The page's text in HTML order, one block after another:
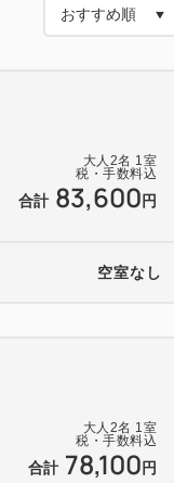
ープ/パジャマ/スリ
大人 2名 1室
税・手数料込
合計 83,600 円
空室なし
大人 2名 1室
税・手数料込
合計 78,100 円